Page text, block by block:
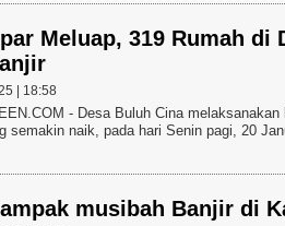
Meluap, 319 Rumah di
| 18:58
- Desa Buluh Cina
semakin naik, pada hari Senin pagi, 20
musibah Banjir di